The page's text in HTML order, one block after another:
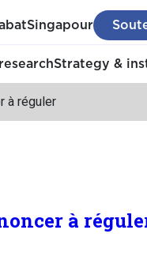
Singapour
Strategy &
à réguler
à